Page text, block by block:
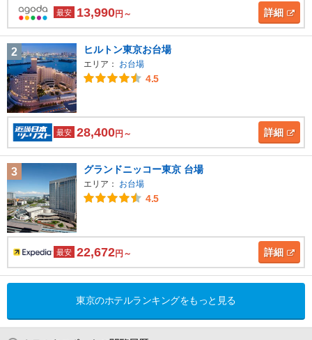
最安 13,990円～ 詳細
2 ヒルトン東京お台場
エリア： お台場
4.5
最安 28,400円～ 詳細
3 グランドニッコー東京 台場
エリア： お台場
4.5
最安 22,672円～ 詳細
東京のホテルランキングをもっと見る